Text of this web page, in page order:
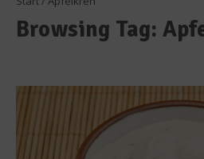
Browsing Tag: